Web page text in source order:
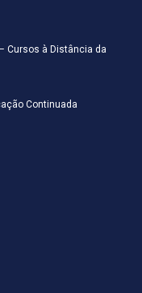
Cursos à Distância da
Continuada